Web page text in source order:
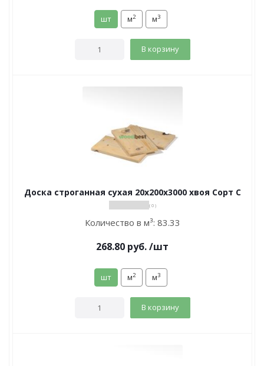
шт м2 м3
В корзину
Доска строганная сухая 20х200х3000 хвоя Сорт С
( 0 )
Количество в м³: 83.33
268.80 руб./шт
шт м2 м3
В корзину